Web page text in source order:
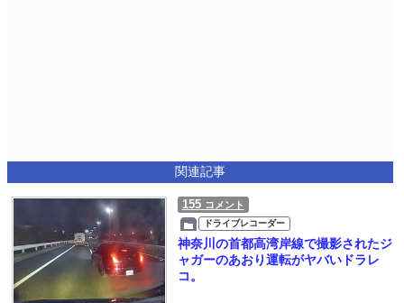
関連記事
155 コメント
ドライブレコーダー
神奈川の首都高湾岸線で撮影されたジ
ャガーのあおり運転がヤバいドラレ
コ。